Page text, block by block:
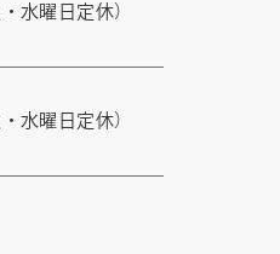
水曜日定休）
水曜日定休）